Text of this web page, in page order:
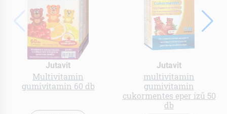
Jutavit
Multivitamin
gumivitamin 60 db
Jutavit
multivitamin
gumivitamin
cukormentes eper ízű 50
db